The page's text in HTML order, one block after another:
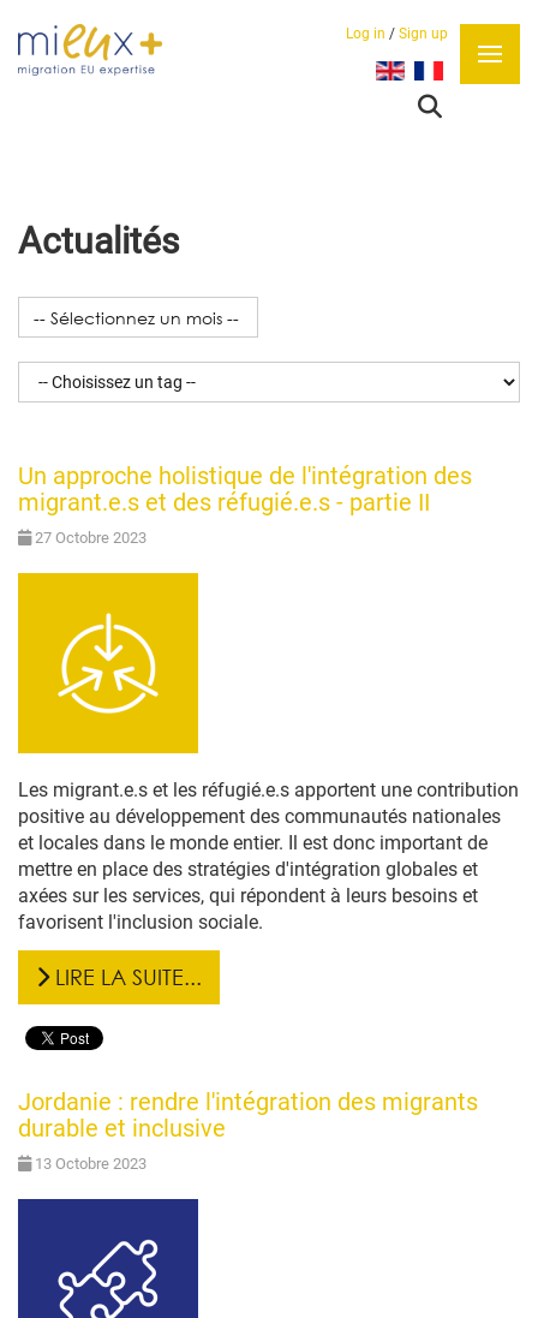
Log in / Sign up
Sélectionnez votre
Actualités
Un approche holistique de l'intégration des
migrant.e.s et des réfugié.e.s - partie II
27 Octobre 2023
Les migrant.e.s et les réfugié.e.s apportent une contribution
positive au développement des communautés nationales
et locales dans le monde entier. Il est donc important de
mettre en place des stratégies d'intégration globales et
axées sur les services, qui répondent à leurs besoins et
favorisent l'inclusion sociale.
LIRE LA SUITE...
Jordanie : rendre l'intégration des migrants
durable et inclusive
13 Octobre 2023